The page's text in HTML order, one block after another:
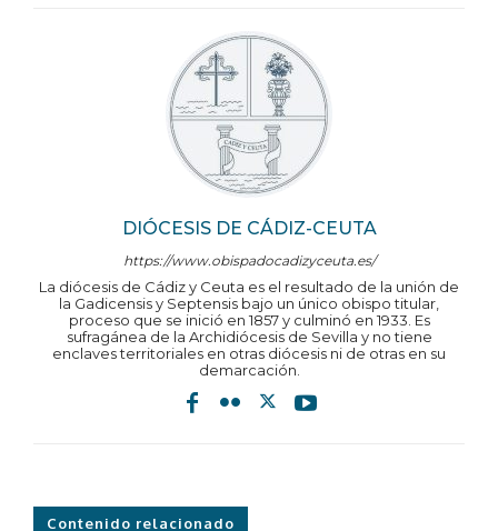
DIÓCESIS DE CÁDIZ-CEUTA
https://www.obispadocadizyceuta.es/
La diócesis de Cádiz y Ceuta es el resultado de la unión de
la Gadicensis y Septensis bajo un único obispo titular,
proceso que se inició en 1857 y culminó en 1933. Es
sufragánea de la Archidiócesis de Sevilla y no tiene
enclaves territoriales en otras diócesis ni de otras en su
demarcación.
Contenido relacionado